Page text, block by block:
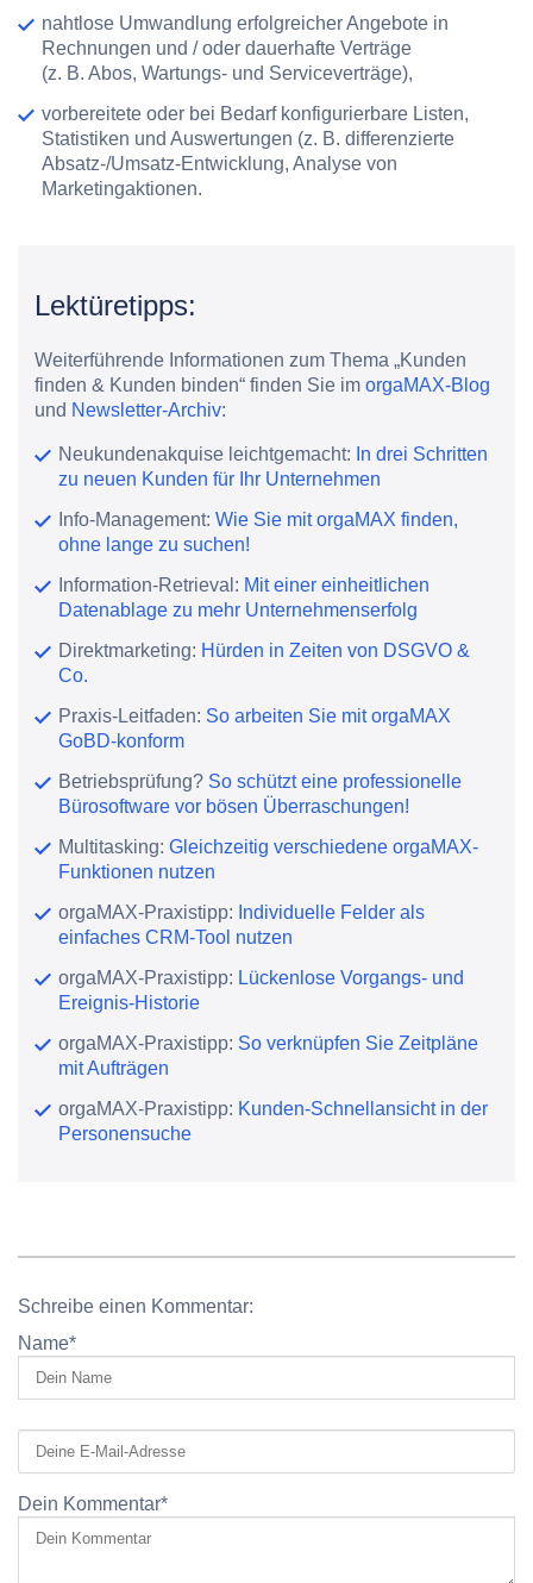
nahtlose Umwandlung erfolgreicher Angebote in
Rechnungen und / oder dauerhafte Verträge
(z. B. Abos, Wartungs- und Serviceverträge),
vorbereitete oder bei Bedarf konfigurierbare Listen,
Statistiken und Auswertungen (z. B. differenzierte
Absatz-/Umsatz-Entwicklung, Analyse von
Marketingaktionen.
Lektüretipps:
Weiterführende Informationen zum Thema „Kunden
finden & Kunden binden“ finden Sie im orgaMAX-Blog
und Newsletter-Archiv:
Neukundenakquise leichtgemacht: In drei Schritten
zu neuen Kunden für Ihr Unternehmen
Info-Management: Wie Sie mit orgaMAX finden,
ohne lange zu suchen!
Information-Retrieval: Mit einer einheitlichen
Datenablage zu mehr Unternehmenserfolg
Direktmarketing: Hürden in Zeiten von DSGVO &
Co.
Praxis-Leitfaden: So arbeiten Sie mit orgaMAX
GoBD-konform
Betriebsprüfung? So schützt eine professionelle
Bürosoftware vor bösen Überraschungen!
Multitasking: Gleichzeitig verschiedene orgaMAX-
Funktionen nutzen
orgaMAX-Praxistipp: Individuelle Felder als
einfaches CRM-Tool nutzen
orgaMAX-Praxistipp: Lückenlose Vorgangs- und
Ereignis-Historie
orgaMAX-Praxistipp: So verknüpfen Sie Zeitpläne
mit Aufträgen
orgaMAX-Praxistipp: Kunden-Schnellansicht in der
Personensuche
Schreibe einen Kommentar:
Name*
Dein Kommentar*